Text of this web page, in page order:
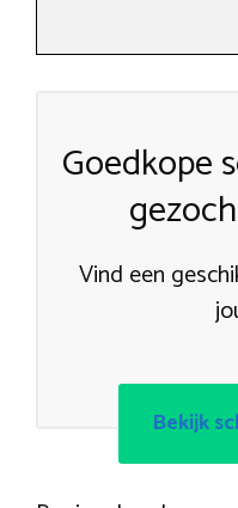
Goedkope
Vind een
Bekijk